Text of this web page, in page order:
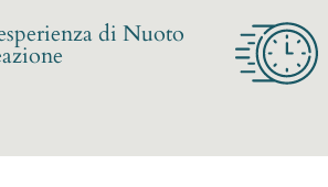
di Nuoto